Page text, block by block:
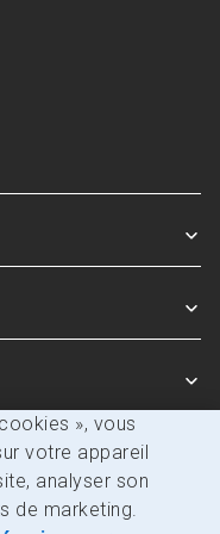
», vous
votre appareil
analyser son
de marketing.